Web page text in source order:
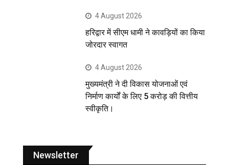
4 August 2026
हरिद्वार में सीएम धामी ने कावड़ियों का किया
जोरदार स्वागत
4 August 2026
मुख्यमंत्री ने दी विकास योजनाओं एवं
निर्माण कार्यों के लिए 5 करोड़ की वित्तीय
स्वीकृति।
Newsletter